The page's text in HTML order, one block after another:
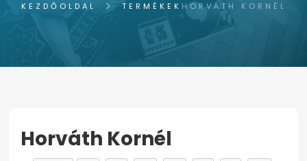
KEZDŐOLDAL TERMÉKEK HORVÁTH KORNÉL
Horváth Kornél